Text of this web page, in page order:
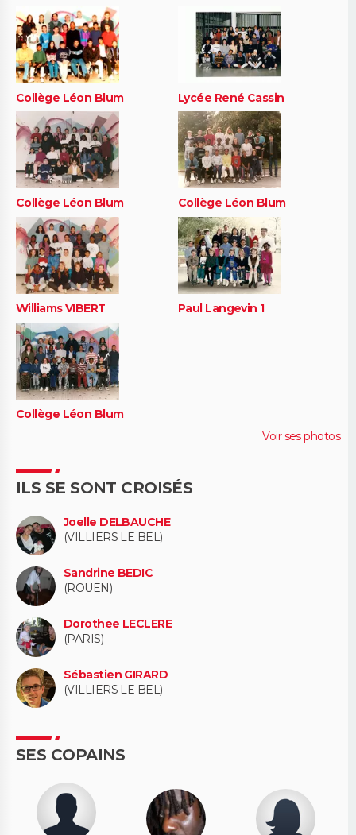
Collège Léon Blum Lycée René Cassin
Collège Léon Blum Collège Léon Blum
Williams VIBERT Paul Langevin 1
Collège Léon Blum
Voir ses photos
ILS SE SONT CROISÉS
Joelle DELBAUCHE
(VILLIERS LE BEL)
Sandrine BEDIC
(ROUEN)
Dorothee LECLERE
(PARIS)
Sébastien GIRARD
(VILLIERS LE BEL)
SES COPAINS